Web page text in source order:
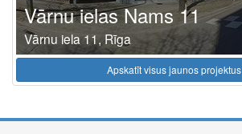
Vārnu ielas Nams 11
Vārnu iela 11, Rīga
Apskatīt visus jaunos projektus